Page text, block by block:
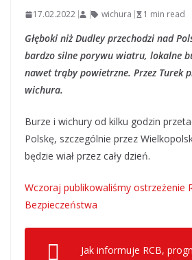
17.02.2022 wichura 1 min read
Głęboki niż Dudley przechodzi nad
bardzo silne porywu wiatru, lokalne
nawet trąby powietrzne. Przez Turek
wichura.
Burze i wichury od kilku godzin
Polskę, szczególnie przez
będzie wiał przez cały dzień.
Wczoraj publikowaliśmy ostrzeżenie
Bezpieczeństwa
Jak informuje RCB,